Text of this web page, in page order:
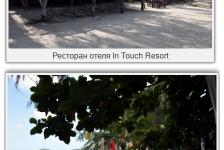
Ресторан отеля In Touch Resort